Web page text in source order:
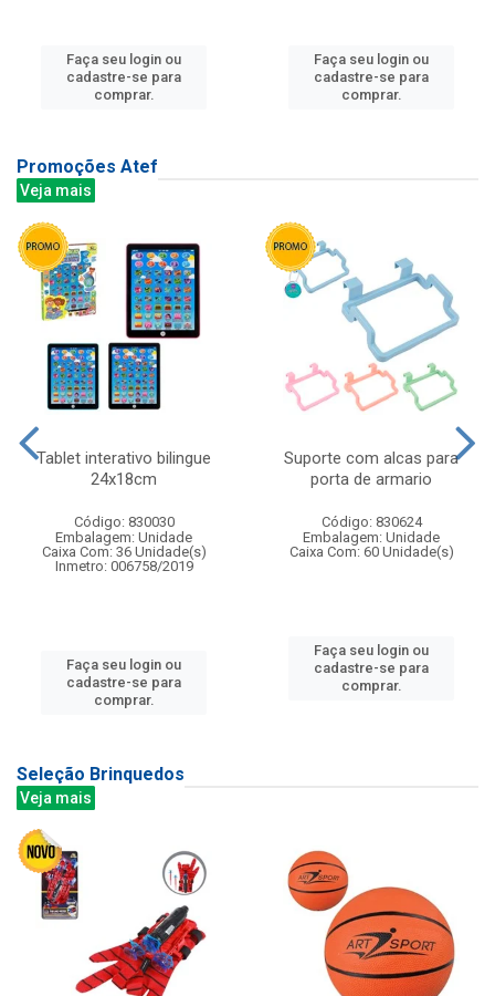
Faça seu login ou
cadastre-se para
comprar.
Faça seu login ou
cadastre-se para
comprar.
Promoções Atef
Veja mais
Tablet interativo bilingue
24x18cm
Código: 830030
Embalagem: Unidade
Caixa Com: 36 Unidade(s)
Inmetro: 006758/2019
Faça seu login ou
cadastre-se para
comprar.
Suporte com alcas para
porta de armario
Código: 830624
Embalagem: Unidade
Caixa Com: 60 Unidade(s)
Faça seu login ou
cadastre-se para
comprar.
Seleção Brinquedos
Veja mais